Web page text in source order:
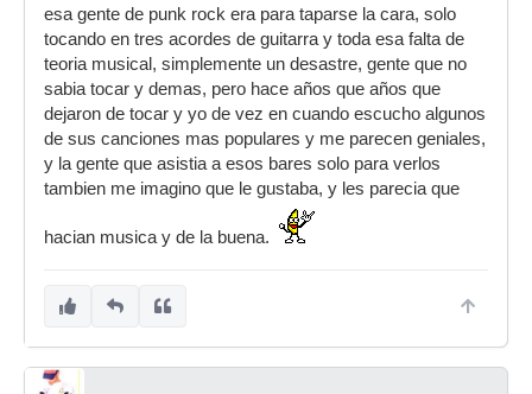
esa gente de punk rock era para taparse la cara, solo
tocando en tres acordes de guitarra y toda esa falta de
teoria musical, simplemente un desastre, gente que no
sabia tocar y demas, pero hace años que años que
dejaron de tocar y yo de vez en cuando escucho algunos
de sus canciones mas populares y me parecen geniales,
y la gente que asistia a esos bares solo para verlos
tambien me imagino que le gustaba, y les parecia que
hacian musica y de la buena.